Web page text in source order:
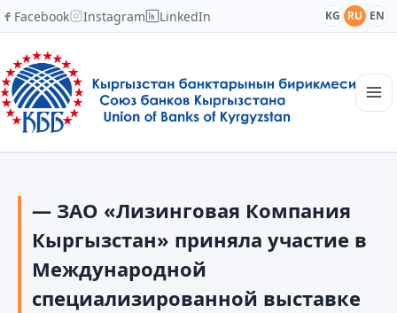
Facebook Instagram LinkedIn KG RU EN
Новости
Академия
Члены и партнеры
Сотрудничество
Контакты
— ЗАО «Лизинговая Компания
Кыргызстан» приняла участие в
Международной
специализированной выставке